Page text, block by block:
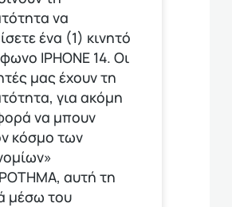
να
ένα (1) κινητό
ΙΡΗΟΝΕ 14. Οι
μας έχουν τη
για ακόμη
να μπουν
κόσμο των
αυτή τη
μέσω του